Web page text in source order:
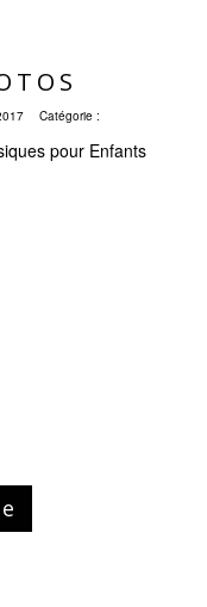
Catégorie :
pour Enfants